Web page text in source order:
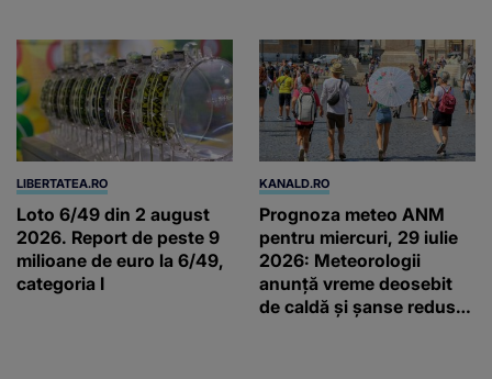
LIBERTATEA.RO
Loto 6/49 din 2 august
2026. Report de peste 9
milioane de euro la 6/49,
categoria I
KANALD.RO
Prognoza meteo ANM
pentru miercuri, 29 iulie
2026: Meteorologii
anunță vreme deosebit
de caldă și șanse reduse